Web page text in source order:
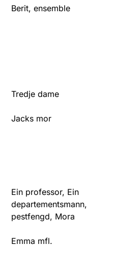
Berit, ensemble
Tredje dame
Jacks mor
Ein professor, Ein
departementsmann,
pestfengd, Mora
Emma mfl.